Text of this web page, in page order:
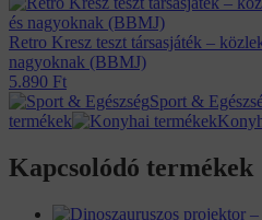
Retro Kresz teszt társasjáték –
nagyoknak (BBMJ)
5.890 Ft
Sport &
termékek
Kapcsolódó termékek